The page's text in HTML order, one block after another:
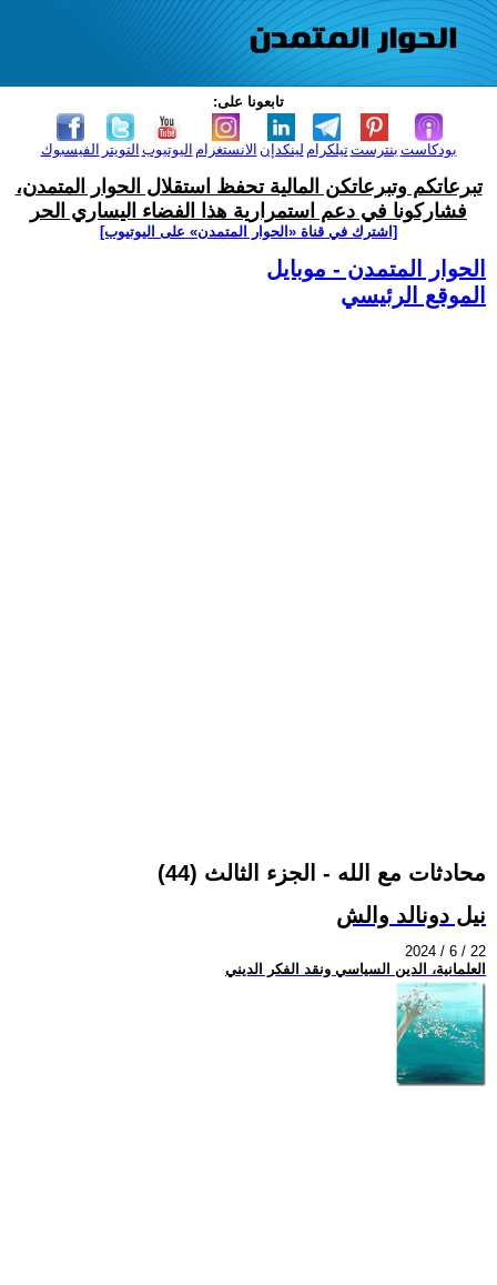
تابعونا على:
الفيسبوك التويتر اليوتيوب الانستغرام لينكدإن تيلكرامبنترست بودكاست
تبرعاتكم وتبرعاتكن المالية تحفظ استقلال الحوار المتمدن،
فشاركونا في دعم استمرارية هذا الفضاء اليساري الحر
[اشترك في قناة ‫«الحوار المتمدن» على اليوتيوب]
الحوار المتمدن - موبايل
الموقع الرئيسي
محادثات مع الله - الجزء الثالث (44)
نيل دونالد والش
2024 / 6 / 22
العلمانية، الدين السياسي ونقد الفكر الديني